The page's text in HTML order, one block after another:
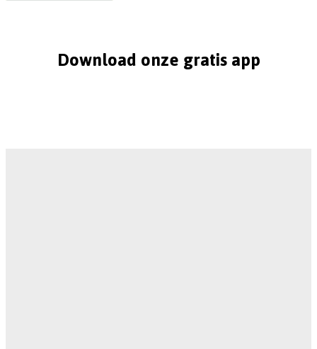
Download onze gratis app